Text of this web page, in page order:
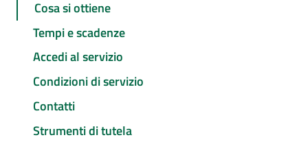
Cosa si ottiene
Tempi e scadenze
Accedi al servizio
Condizioni di servizio
Contatti
Strumenti di tutela